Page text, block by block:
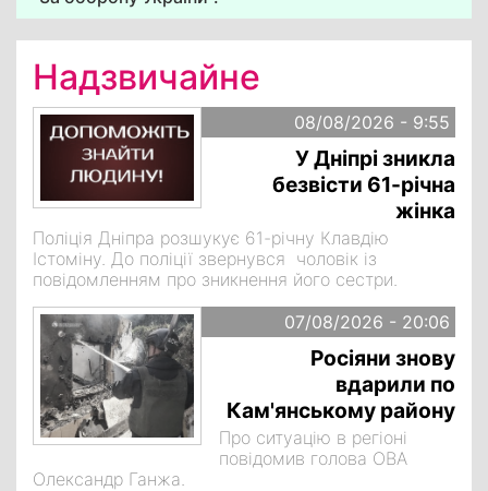
Надзвичайне
08/08/2026 - 9:55
У Дніпрі зникла
безвісти 61-річна
жінка
Поліція Дніпра розшукує 61-річну Клавдію
Істоміну. До поліції звернувся чоловік із
повідомленням про зникнення його сестри.
07/08/2026 - 20:06
Росіяни знову
вдарили по
Кам'янському району
Про ситуацію в регіоні
повідомив голова ОВА
Олександр Ганжа.